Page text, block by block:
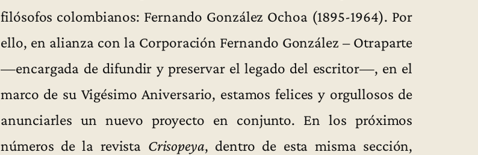
filósofos colombianos: Fernando González Ochoa (1895-1964). Por
ello, en alianza con la Corporación Fernando González – Otraparte
—encargada de difundir y preservar el legado del escritor—, en el
marco de su Vigésimo Aniversario, estamos felices y orgullosos de
anunciarles un nuevo proyecto en conjunto. En los próximos
números de la revista Crisopeya, dentro de esta misma sección,